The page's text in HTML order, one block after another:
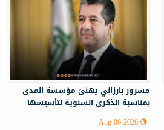
مسرور بارزاني يهنئ مؤسسة المدى
بمناسبة الذكرى السنوية لتأسيسها
Aug 06 2026